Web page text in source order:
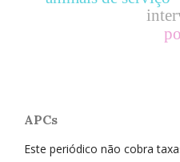
APCs
Este periódico não cobra